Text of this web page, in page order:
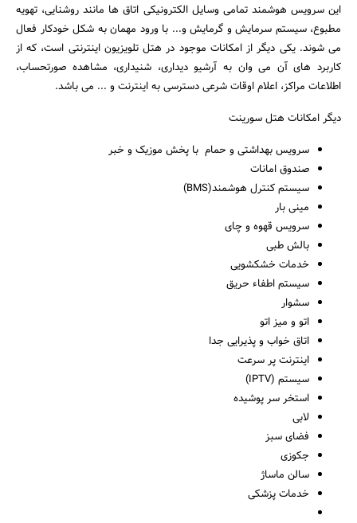
جستجو
این سرویس هوشمند تمامی وسایل الکترونیکی اتاق ها مانند روشنایی، تهویه
مطبوع، سیستم سرمایش و گرمایش و... با ورود مهمان به شکل خودکار فعال
می شوند. یکی دیگر از امکانات موجود در هتل تلویزیون اینترنتی است، که از
کاربرد های آن می وان به آرشیو دیداری، شنیداری، مشاهده صورتحساب،
اطلاعات مراکز، اعلام اوقات شرعی دسترسی به اینترنت و ... می باشد.
دیگر امکانات هتل سورینت
سرویس بهداشتی و حمام با پخش موزیک و خبر
صندوق امانات
سیستم کنترل هوشمند(BMS)
مینی بار
سرویس قهوه و چای
بالش طبی
خدمات خشکشویی
سیستم اطفاء حریق
سشوار
اتو و میز اتو
اتاق خواب و پذیرایی جدا
اینترنت پر سرعت
سیستم (IPTV)
استخر سر پوشیده
لابی
فضای سبز
جکوزی
سالن ماساژ
خدمات پزشکی